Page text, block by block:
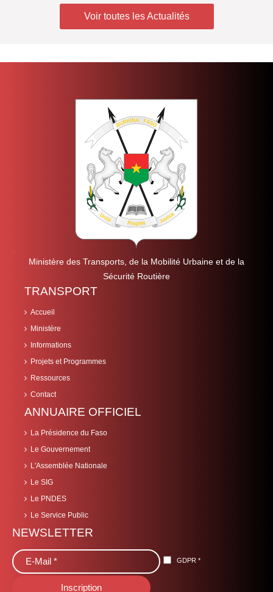
Voir toutes les Actualités
Ministère des Transports, de la Mobilité Urbaine et de la
Sécurité Routière
TRANSPORT
Accueil
Ministère
Informations
Projets et Programmes
Ressources
Contact
ANNUAIRE OFFICIEL
La Présidence du Faso
Le Gouvernement
L'Assemblée Nationale
Le SIG
Le PNDES
Le Service Public
NEWSLETTER
GDPR *